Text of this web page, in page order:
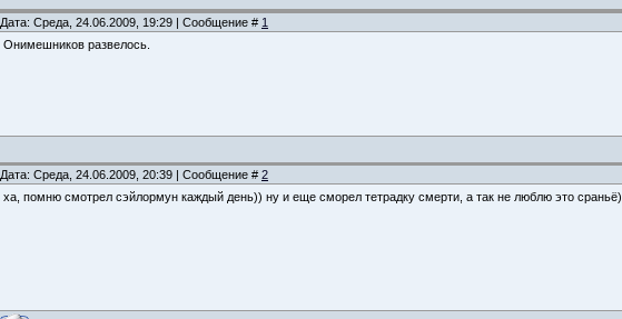
Дата: Среда, 24.06.2009, 19:29 | Сообщение # 1
Онимешников развелось.
Дата: Среда, 24.06.2009, 20:39 | Сообщение # 2
ха, помню смотрел сэйлормун каждый день)) ну и еще сморел тетрадку смерти, а так не люблю это сраньё)